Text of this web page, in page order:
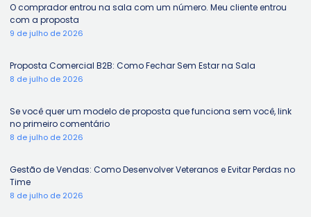
O comprador entrou na sala com um número. Meu cliente entrou
com a proposta
9 de julho de 2026
Proposta Comercial B2B: Como Fechar Sem Estar na Sala
8 de julho de 2026
Se você quer um modelo de proposta que funciona sem você, link
no primeiro comentário
8 de julho de 2026
Gestão de Vendas: Como Desenvolver Veteranos e Evitar Perdas no
Time
8 de julho de 2026